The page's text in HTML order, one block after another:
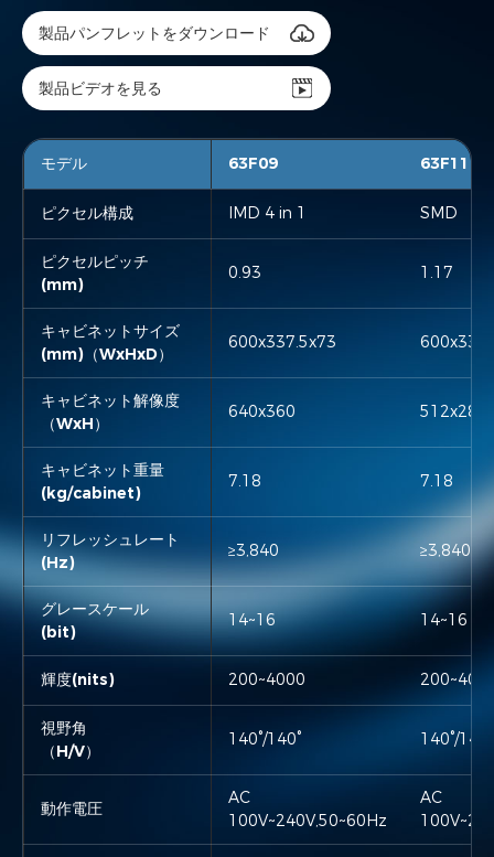
製品パンフレットをダウンロード
製品ビデオを見る
モデル 63F09 63F11
ピクセル構成 IMD 4 in 1 SMD
ピクセルピッチ
(mm)
0.93 1.17
キャビネットサイズ
(mm)（WxHxD）
600x337.5x73
キャビネット解像度
（WxH）
640x360 512x288
キャビネット重量
(kg/cabinet)
7.18 7.18
リフレッシュレート
(Hz)
≥3,840 ≥3,840
グレースケール
(bit)
14~16 14~16
輝度(nits) 200~4000
視野角
（H/V）
140°/140° 140°/140°
動作電圧
AC
100V~240V,50~60Hz
AC
63F09 63F11
IMD 4 in 1 SMD
0.93 1.17
600x337.5x73
640x360 512x288
7.18 7.18
≥3,840 ≥3,840
14~16 14~16
200~4000
140°/140° 140°/140°
AC
100V~240V,50~60Hz
AC